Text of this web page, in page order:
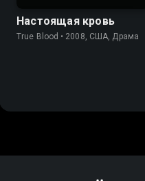
Настоящая кровь
True Blood • 2008, США, Драма